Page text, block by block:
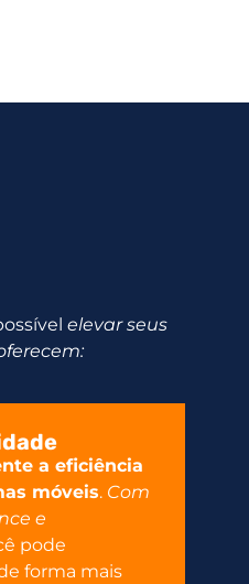
elevar seus
a eficiência
móveis. Com
e
pode
forma mais